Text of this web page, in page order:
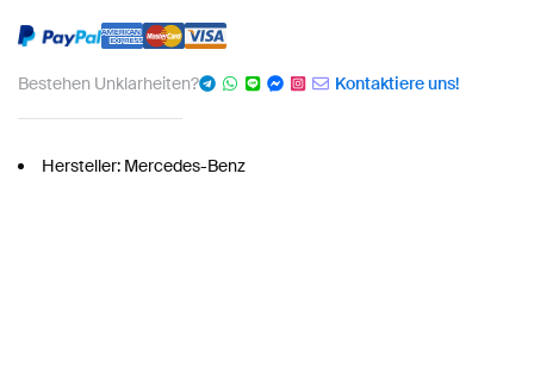
Bestehen Unklarheiten? Kontaktiere uns!
Hersteller: Mercedes-Benz